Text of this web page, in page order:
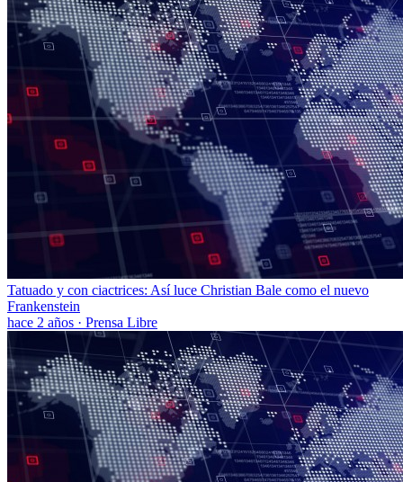
Tatuado y con ciactrices: Así luce Christian Bale como el nuevo
Frankenstein
hace 2 años · Prensa Libre